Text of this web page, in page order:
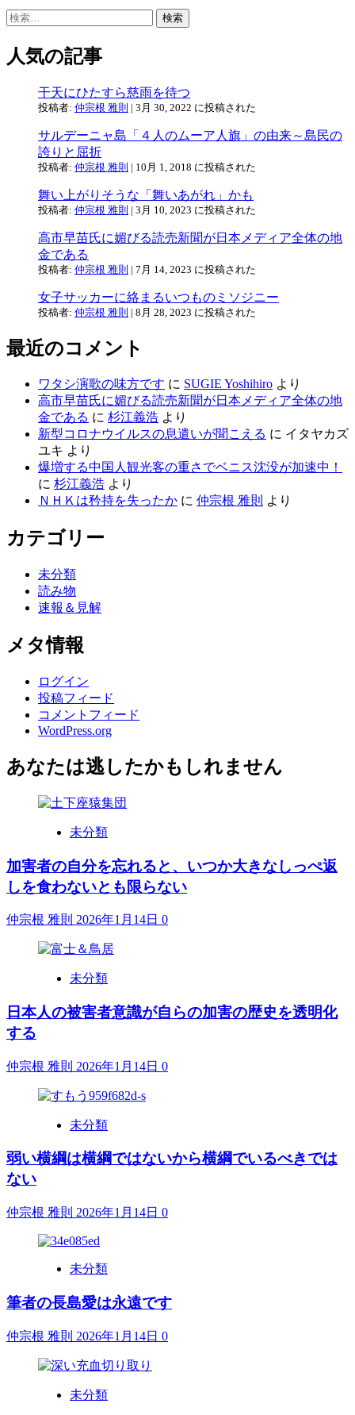
検
人気の記事
干天にひたすら慈雨を待つ
投稿者: 仲宗根 雅則 | 3月 30, 2022 に投稿された
サルデーニャ島「４人のムーア人旗」の由来～島民の
誇りと屈折
投稿者: 仲宗根 雅則 | 10月 1, 2018 に投稿された
舞い上がりそうな「舞いあがれ」かも
投稿者: 仲宗根 雅則 | 3月 10, 2023 に投稿された
高市早苗氏に媚びる読売新聞が日本メディア全体の地
金である
投稿者: 仲宗根 雅則 | 7月 14, 2023 に投稿された
女子サッカーに絡まるいつものミソジニー
投稿者: 仲宗根 雅則 | 8月 28, 2023 に投稿された
最近のコメント
ワタシ演歌の味方です に SUGIE Yoshihiro より
高市早苗氏に媚びる読売新聞が日本メディア全体の地
金である に 杉江義浩 より
新型コロナウイルスの息遣いが聞こえる に イタヤカズ
ユキ より
爆増する中国人観光客の重さでベニス沈没が加速中！
に 杉江義浩 より
ＮＨＫは矜持を失ったか に 仲宗根 雅則 より
カテゴリー
未分類
読み物
速報＆見解
メタ情報
ログイン
投稿フィード
コメントフィード
WordPress.org
あなたは逃したかもしれません
未分類
加害者の自分を忘れると、いつか大きなしっぺ返
しを食わないとも限らない
仲宗根 雅則 2026年1月14日 0
未分類
日本人の被害者意識が自らの加害の歴史を透明化
する
仲宗根 雅則 2026年1月14日 0
未分類
弱い横綱は横綱ではないから横綱でいるべきでは
ない
仲宗根 雅則 2026年1月14日 0
未分類
筆者の長島愛は永遠です
仲宗根 雅則 2026年1月14日 0
未分類